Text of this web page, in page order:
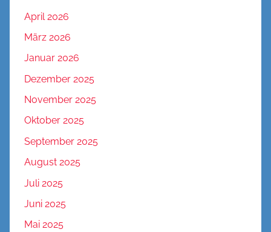
April 2026
März 2026
Januar 2026
Dezember 2025
November 2025
Oktober 2025
September 2025
August 2025
Juli 2025
Juni 2025
Mai 2025